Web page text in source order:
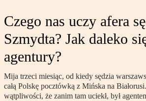
Czego nas uczy afera
Szmydta? Jak daleko
agentury?
Mija trzeci miesiąc, od kiedy sędzia
całą Polskę pocztówką z Mińska na
wątpliwości, że zanim tam uciekł, był